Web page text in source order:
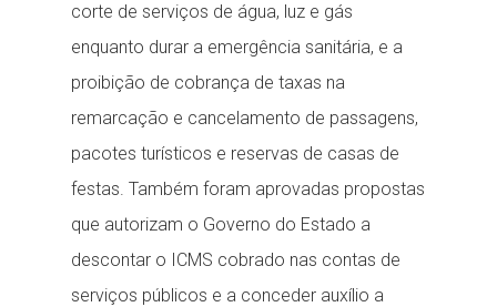
corte de serviços de água, luz e gás
enquanto durar a emergência sanitária, e a
proibição de cobrança de taxas na
remarcação e cancelamento de passagens,
pacotes turísticos e reservas de casas de
festas. Também foram aprovadas propostas
que autorizam o Governo do Estado a
descontar o ICMS cobrado nas contas de
serviços públicos e a conceder auxílio a